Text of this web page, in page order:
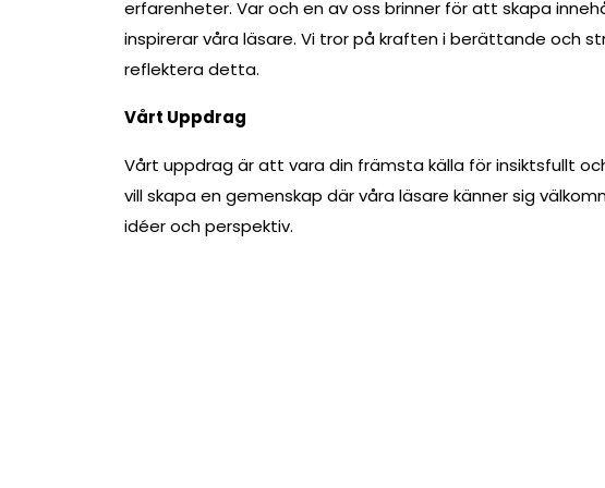
erfarenheter. Var och en av oss brinner för att skapa
inspirerar våra läsare. Vi tror på kraften i berättande och
reflektera detta.
Vårt Uppdrag
Vårt uppdrag är att vara din främsta källa för insiktsfullt
vill skapa en gemenskap där våra läsare känner sig
idéer och perspektiv.